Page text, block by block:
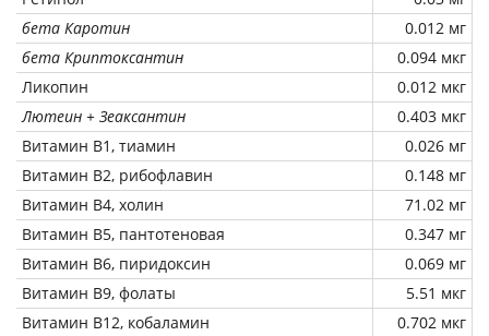
бета Каротин
0.012 мг
бета Криптоксантин
0.094 мкг
Ликопин
0.012 мкг
Лютеин + Зеаксантин
0.403 мкг
Витамин В1, тиамин
0.026 мг
Витамин В2, рибофлавин
0.148 мг
Витамин В4, холин
71.02 мг
Витамин В5, пантотеновая
0.347 мг
Витамин В6, пиридоксин
0.069 мг
Витамин В9, фолаты
5.51 мкг
Витамин В12, кобаламин
0.702 мкг